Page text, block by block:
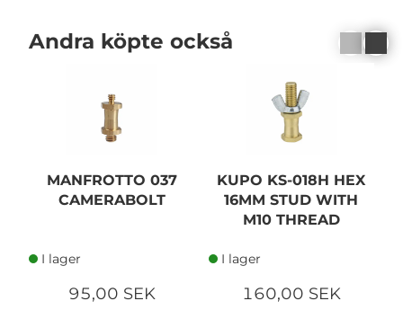
Andra köpte också
MANFROTTO 037
CAMERABOLT
I lager
95,00 SEK
KUPO KS-018H HEX
16MM STUD WITH
M10 THREAD
I lager
160,00 SEK